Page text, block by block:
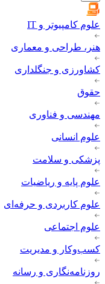
علوم کامپیوتر و IT
هنر، طراحی و معماری
کشاورزی و جنگلداری
حقوق
مهندسی و فناوری
علوم انسانی
پزشکی و سلامت
علوم پایه و ریاضیات
علوم کاربردی و حرفه‌ای
علوم اجتماعی
کسب‌وکار و مدیریت
روزنامه‌نگاری و رسانه